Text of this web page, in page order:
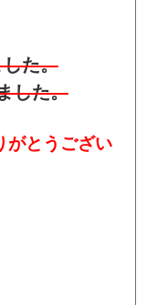
た。
した。
がとうござい